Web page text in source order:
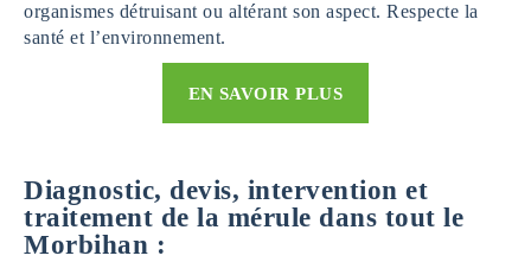
organismes détruisant ou altérant son aspect. Respecte la
santé et l’environnement.
EN SAVOIR PLUS
Diagnostic, devis, intervention et
traitement de la mérule dans tout le
Morbihan :